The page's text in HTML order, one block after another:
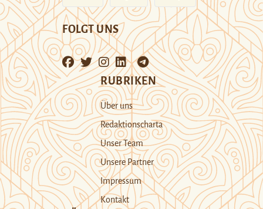
FOLGT UNS
RUBRIKEN
Über uns
Redaktionscharta
Unser Team
Unsere Partner
Impressum
Kontakt